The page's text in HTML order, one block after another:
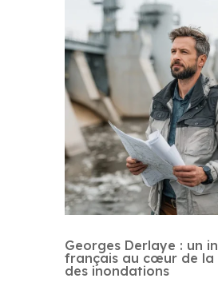
Georges Derlaye : un
français au cœur de la
des inondations